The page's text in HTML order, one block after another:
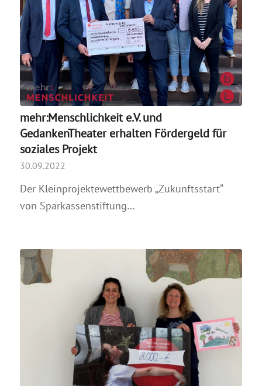
mehr:Menschlichkeit e.V. und
GedankenTheater erhalten Fördergeld für
soziales Projekt
30.09.2022
Der Kleinprojektewettbewerb „Zukunftsstart“
von Sparkassenstiftung…